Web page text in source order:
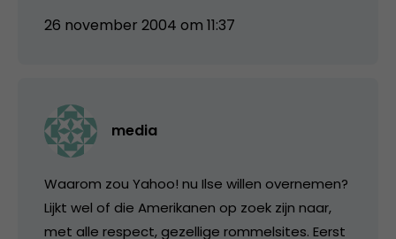
26 november 2004 om 11:37
media
Waarom zou Yahoo! nu Ilse willen overnemen?
Lijkt wel of die Amerikanen op zoek zijn naar,
met alle respect, gezellige rommelsites. Eerst